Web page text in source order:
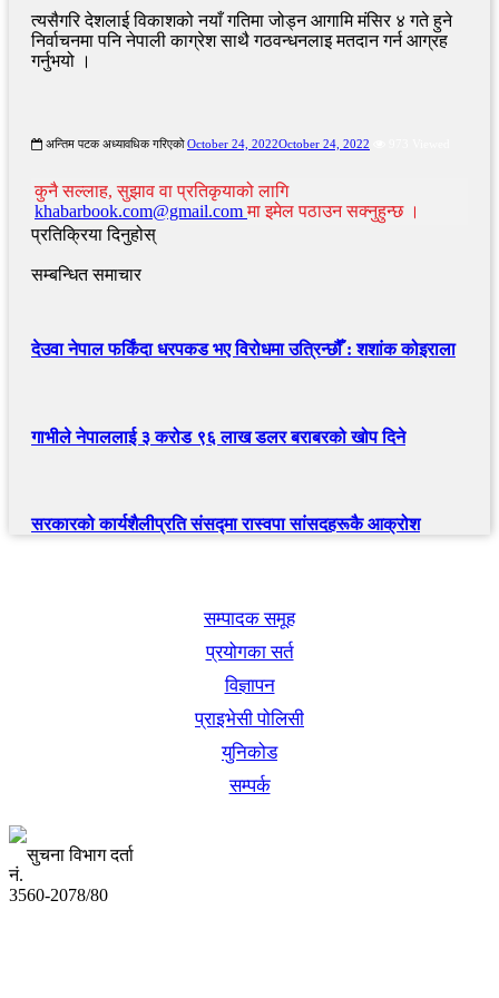
त्यसैगरि देशलाई विकाशको नयाँ गतिमा जोड्न आगामि मंसिर ४ गते हुने
निर्वाचनमा पनि नेपाली काग्रेश साथै गठवन्धनलाइ मतदान गर्न आग्रह
गर्नुभयो ।
अन्तिम पटक अध्यावधिक गरिएको October 24, 2022October 24, 2022
कुनै सल्लाह, सुझाव वा प्रतिकृयाको लागि
khabarbook.com@gmail.comमा इमेल पठाउन सक्नुहुन्छ ।
प्रतिक्रिया दिनुहोस्
सम्बन्धित समाचार
देउवा नेपाल फर्किंदा धरपकड भए विरोधमा उत्रिन्छौँ : शशांक कोइराला
गाभीले नेपाललाई ३ करोड ९६ लाख डलर बराबरको खोप दिने
सरकारको कार्यशैलीप्रति संसद्‍मा रास्वपा सांसदहरूकै आक्रोश
सम्पादक समूह
प्रयोगका सर्त
विज्ञापन
प्राइभेसी पोलिसी
युनिकोड
सम्पर्क
सुचना विभाग दर्ता
नं.
3560-2078/80